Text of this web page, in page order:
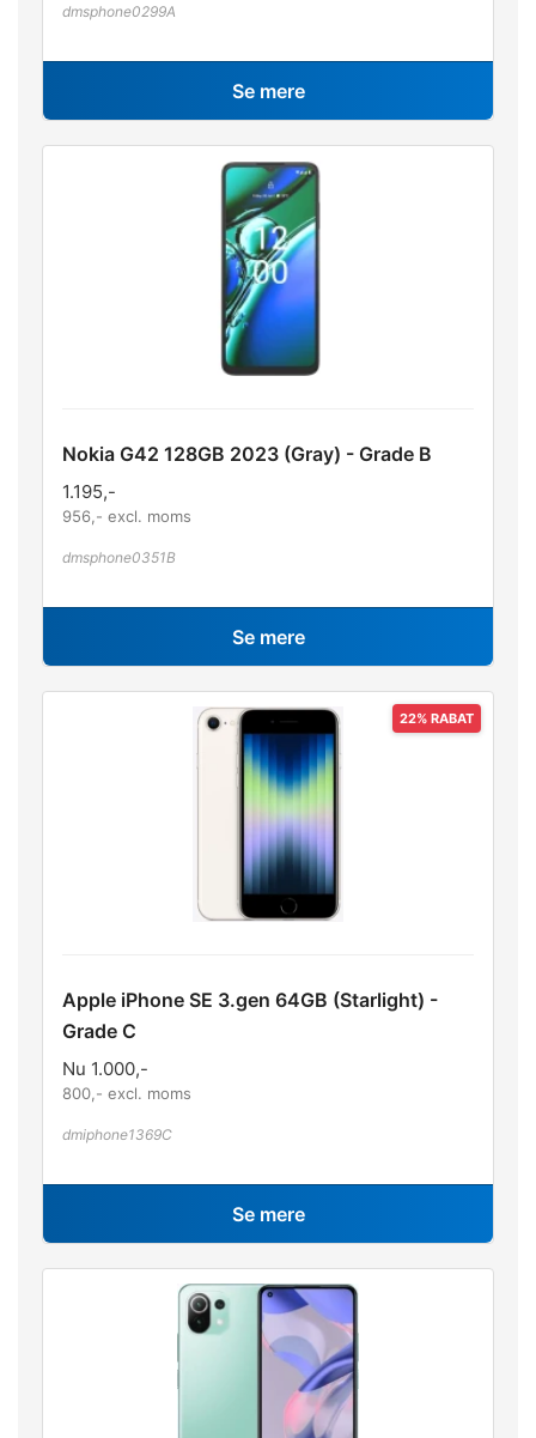
dmsphone0299A
Se mere
Nokia G42 128GB 2023 (Gray) - Grade B
1.195,-
956 ,- excl. moms
dmsphone0351B
Se mere
Apple iPhone SE 3.gen 64GB (Starlight) -
Grade C
Nu 1.000,-
800 ,- excl. moms
dmiphone1369C
Se mere